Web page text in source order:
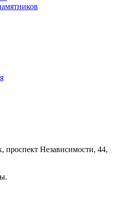
Независимости, 44,